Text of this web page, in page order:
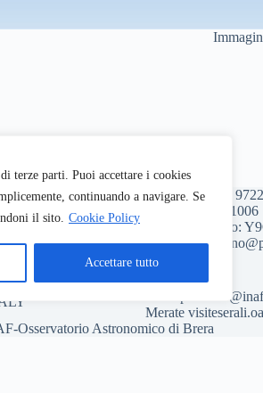
terze parti. Puoi accettare i cookies
continuando a navigare. Se
il sito. Cookie Policy
Accettare tutto
di Brera
Codice Fiscale:
P.Iva: 06895721006
Codice Univoco:
pec:
Info visite
Merate
Osservatorio Astronomico di Brera